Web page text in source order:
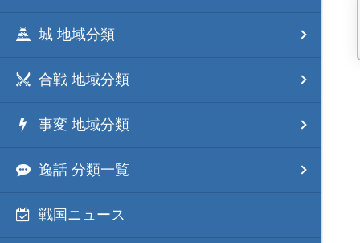
城 地域分類
合戦 地域分類
事変 地域分類
逸話 分類一覧
戦国ニュース